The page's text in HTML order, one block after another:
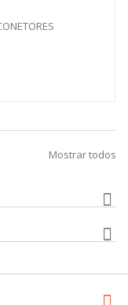
Mostrar todos